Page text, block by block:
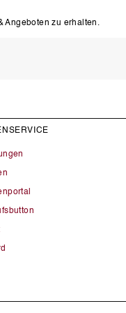
Angeboten zu erhalten.